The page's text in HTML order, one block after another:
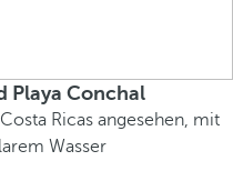
Playa Conchal
Ricas angesehen, mit
Wasser